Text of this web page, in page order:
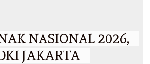
NASIONAL 2026,
JAKARTA